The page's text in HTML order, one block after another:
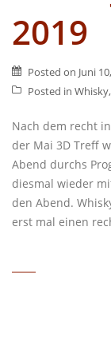
2019
Posted on Juni
Posted in Whisky,
Nach dem recht
der Mai 3D Treff
Abend durchs
diesmal wieder
den Abend.
erst mal einen